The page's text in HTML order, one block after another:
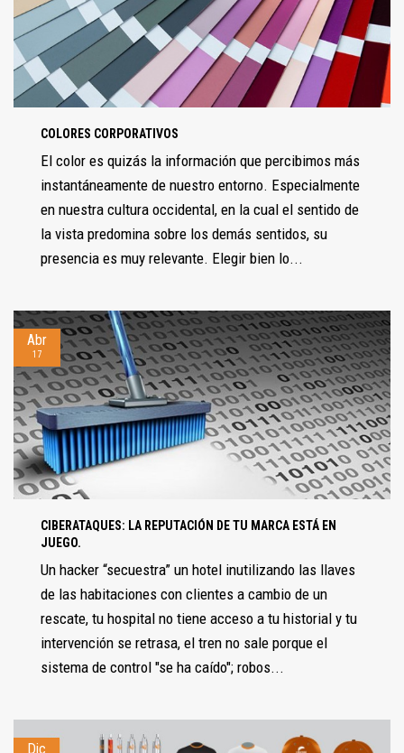
COLORES CORPORATIVOS
El color es quizás la información que percibimos más
instantáneamente de nuestro entorno. Especialmente
en nuestra cultura occidental, en la cual el sentido de
la vista predomina sobre los demás sentidos, su
presencia es muy relevante. Elegir bien lo...
Abr
17
CIBERATAQUES: LA REPUTACIÓN DE TU MARCA ESTÁ EN
JUEGO.
Un hacker “secuestra” un hotel inutilizando las llaves
de las habitaciones con clientes a cambio de un
rescate, tu hospital no tiene acceso a tu historial y tu
intervención se retrasa, el tren no sale porque el
sistema de control "se ha caído"; robos...
Dic